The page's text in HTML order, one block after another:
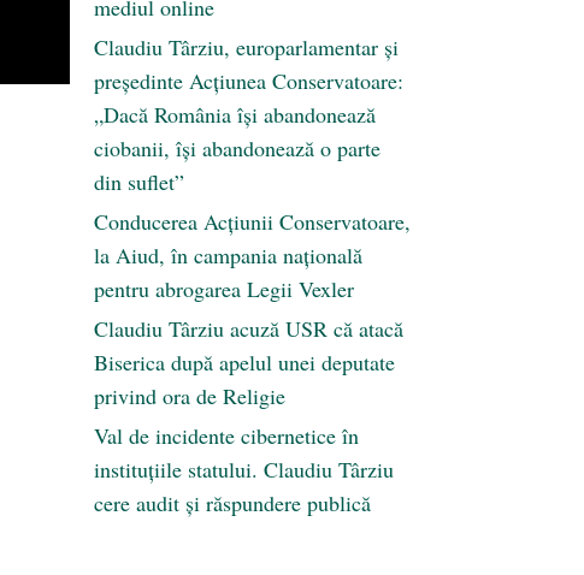
mediul online
Claudiu Târziu, europarlamentar și
președinte Acțiunea Conservatoare:
„Dacă România își abandonează
ciobanii, își abandonează o parte
din suflet”
Conducerea Acțiunii Conservatoare,
la Aiud, în campania națională
pentru abrogarea Legii Vexler
Claudiu Târziu acuză USR că atacă
Biserica după apelul unei deputate
privind ora de Religie
Val de incidente cibernetice în
instituțiile statului. Claudiu Târziu
cere audit și răspundere publică